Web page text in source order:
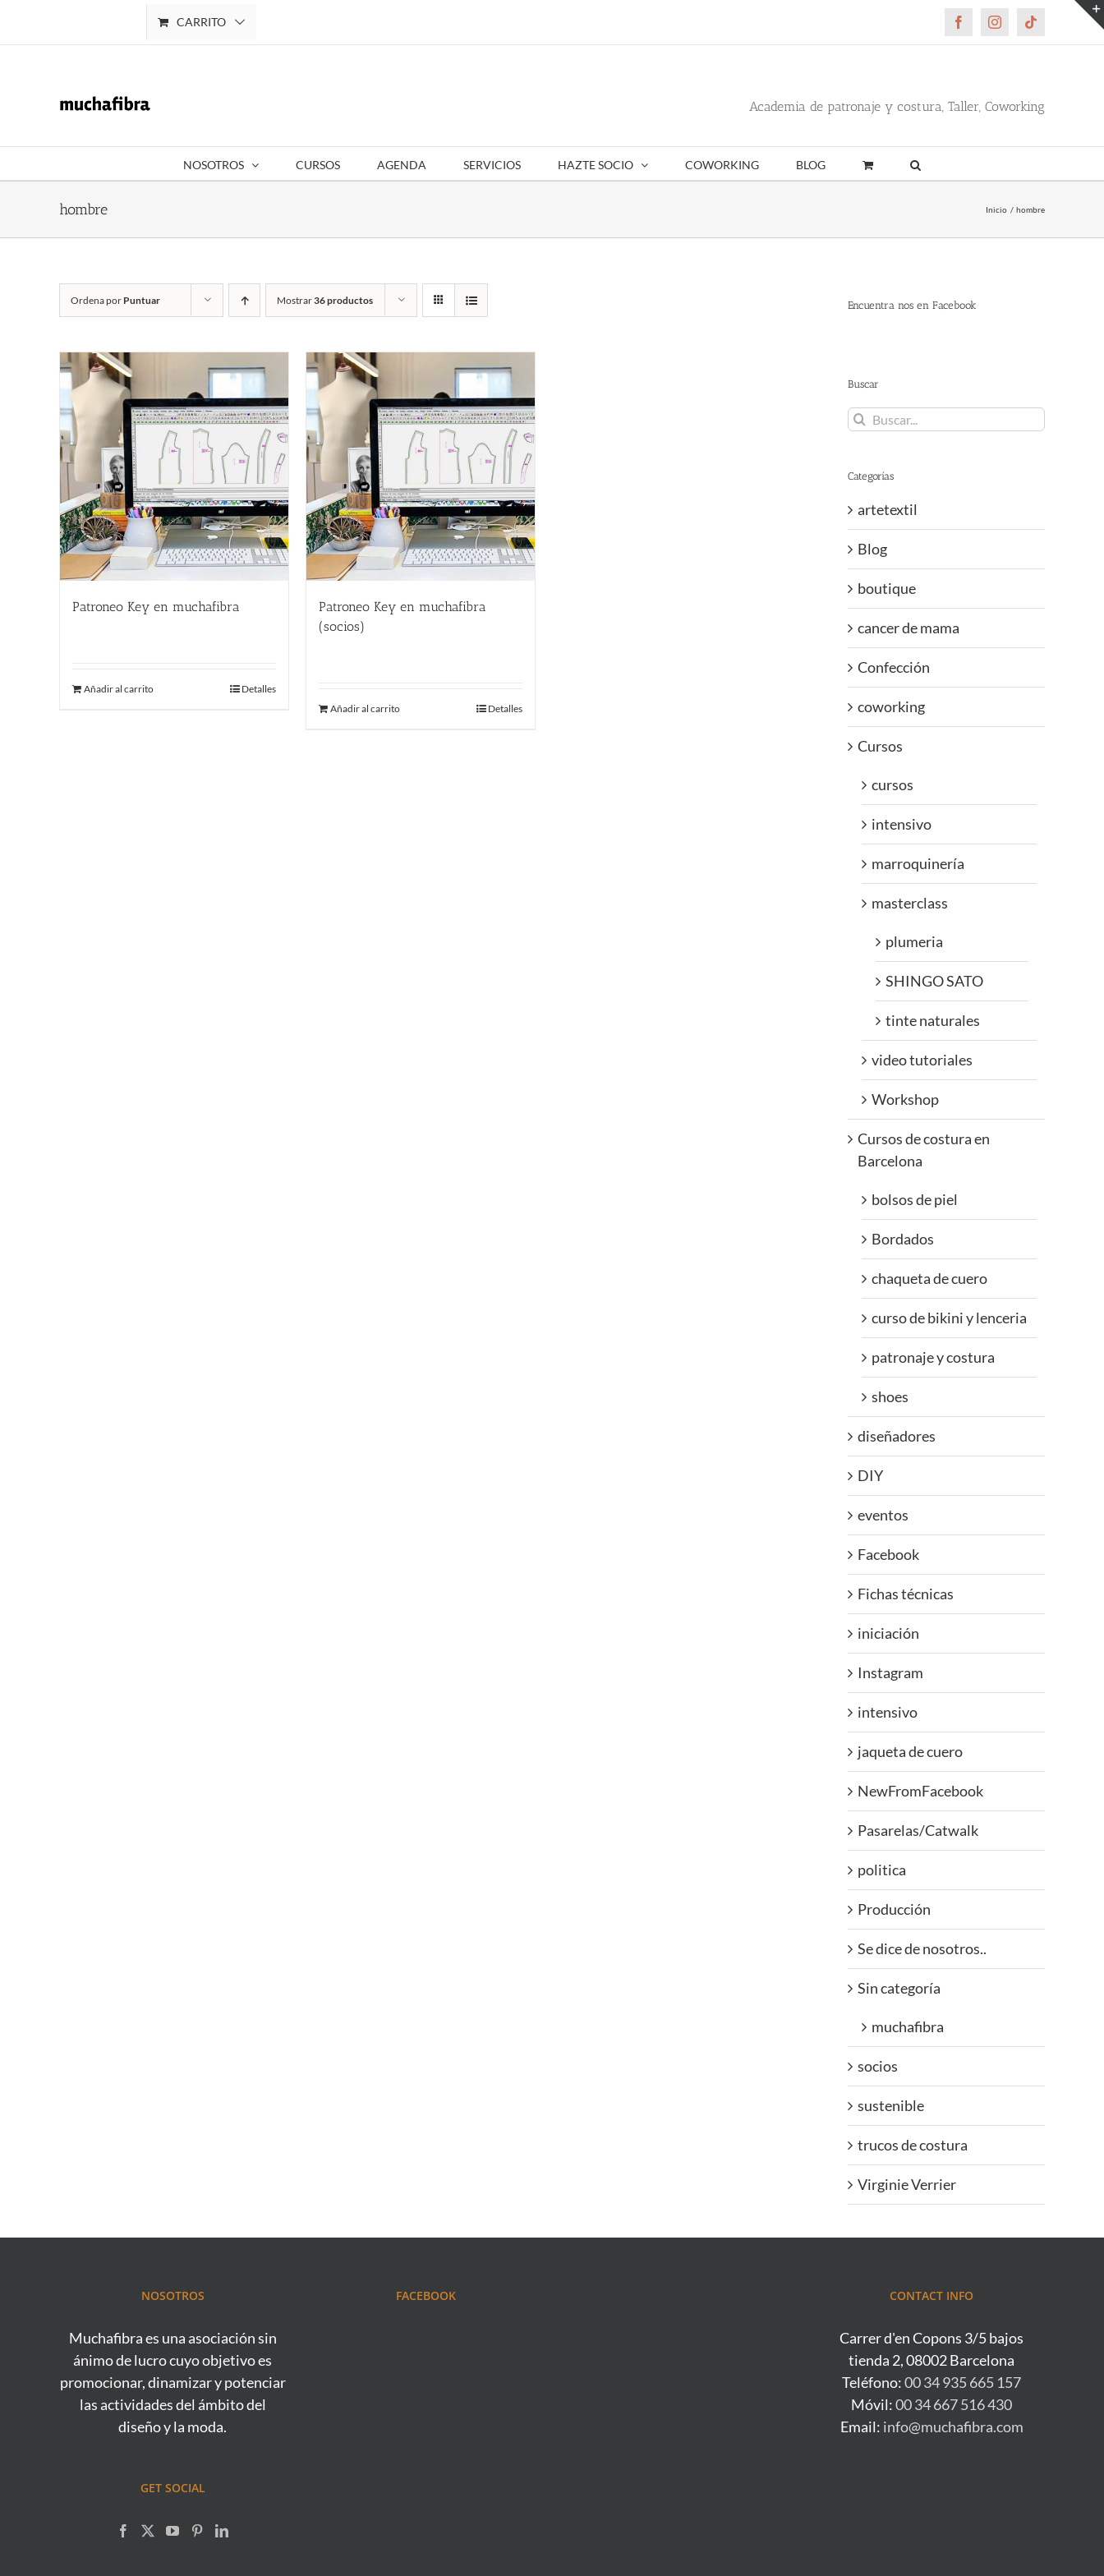
CARRITO FacebookInstagramTiktok
Academia de patronaje y costura, Taller, Coworking
NOSOTROS CURSOS AGENDA SERVICIOS HAZTE SOCIO COWORKING BLOG
hombre Inicio hombre
Ordena por Puntuar Mostrar36 productos
Patroneo Key en muchafibra
Añadir al carrito Detalles
Patroneo Key en muchafibra
(socios)
Añadir al carrito Detalles
Encuentra nos en Facebook
Buscar
Buscar:
Categorías
artetextil
Blog
boutique
cancer de mama
Confección
coworking
Cursos
cursos
intensivo
marroquinería
masterclass
plumeria
SHINGO SATO
tinte naturales
video tutoriales
Workshop
Cursos de costura en
Barcelona
bolsos de piel
Bordados
chaqueta de cuero
curso de bikini y lenceria
patronaje y costura
shoes
diseñadores
DIY
eventos
Facebook
Fichas técnicas
iniciación
Instagram
intensivo
jaqueta de cuero
NewFromFacebook
Pasarelas/Catwalk
politica
Producción
Se dice de nosotros..
Sin categoría
muchafibra
socios
sustenible
trucos de costura
Virginie Verrier
NOSOTROS
Muchafibra es una asociación sin
ánimo de lucro cuyo objetivo es
promocionar, dinamizar y potenciar
las actividades del ámbito del
diseño y la moda.
GET SOCIAL
FACEBOOK CONTACT INFO
Carrer d'en Copons 3/5 bajos
tienda 2, 08002 Barcelona
Teléfono:00 34 935 665 157
Móvil:00 34 667 516 430
Email: info@muchafibra.com